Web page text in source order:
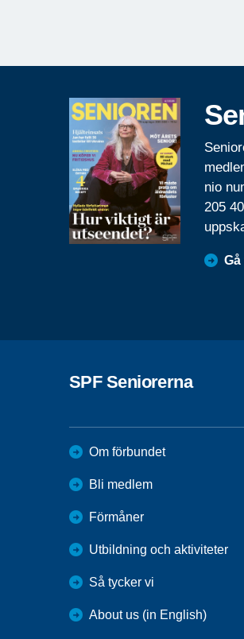
nio
205
SPF Seniorerna
Om förbundet
Bli medlem
Förmåner
Utbildning och aktiviteter
Så tycker vi
About us (in English)